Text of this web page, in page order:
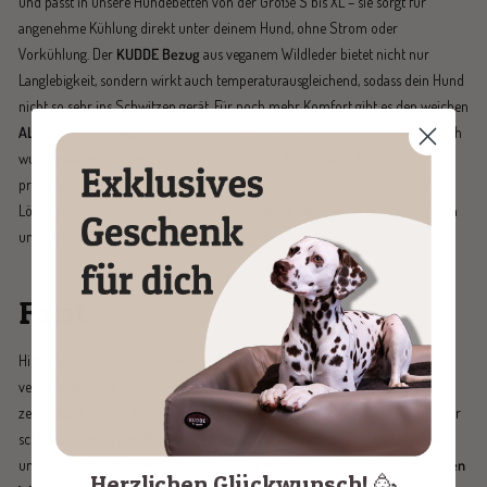
angenehme Kühlung direkt unter deinem Hund, ohne Strom oder
Vorkühlung. Der KUDDE Bezug aus veganem Wildleder bietet nicht nur
Langlebigkeit, sondern wirkt auch temperaturausgleichend, sodass dein Hund
nicht so sehr ins Schwitzen gerät. Für noch mehr Komfort gibt es den weichen
ALLTID Wechselbezug, der ebenfalls temperaturausgleichend wirkt und sich
wunderbar anschmiegt, ideal für warme Tage. Aus unserer Erfahrung
profitieren Hunde jeden Alters, vom Welpen bis zum Senior, von diesen
Lösungen und sie bieten eine natürliche Abkühlung, die den Schlaf merklich
unterstützt.
Fazit
Hitze kann den Schlaf deines Hundes deutlich beeinträchtigen und zu
verändertem Schlafverhalten führen. Diese Veränderungen sind normal,
zeigen aber, wie wichtig gute Anpassungen sind, damit dein Hund erholsamer
schläft. Mit einfachen Maßnahmen wie einem kühlen, schattigen Schlafplatz
und passenden Produkten wie der
KUDDE veganen